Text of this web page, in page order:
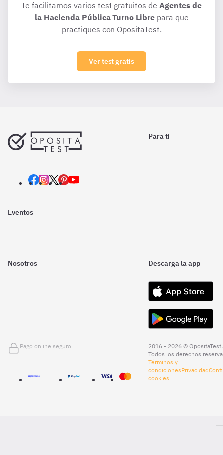
Te facilitamos varios test gratuitos de Agentes de
la Hacienda Pública Turno Librepara que
practiques con OpositaTest.
Ver test gratis
Para ti
Eventos
Nosotros Descarga la app
Pago online seguro
2016 - 2026 © OpositaTest.
Todos los derechos
Términos y
condicionesPrivacidad
cookies